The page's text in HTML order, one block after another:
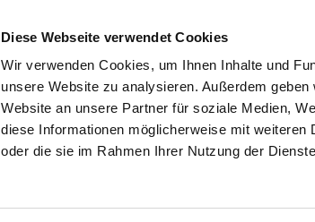
Diese Webseite verwendet Cookies
Wir verwenden Cookies, um Ihnen Inhalte und
unsere Website zu analysieren. Außerdem
Website an unsere Partner für soziale Medien,
diese Informationen möglicherweise mit
oder die sie im Rahmen Ihrer Nutzung der